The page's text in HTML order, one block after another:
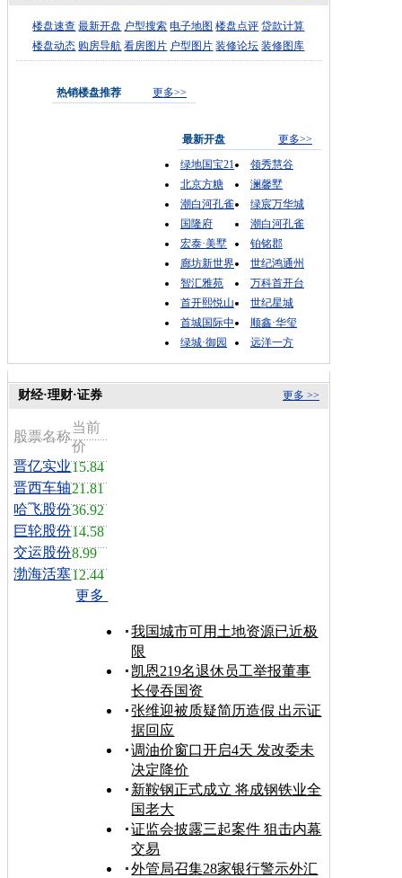
楼盘速查 最新开盘 户型搜索 电子地图 楼盘点评 贷款计算
楼盘动态 购房导航 看房图片 户型图片 装修论坛 装修图库
热销楼盘推荐 更多>>
最新开盘
更多>>
绿地国宝21
领秀慧谷
北京方糖
澜馨墅
潮白河孔雀
绿宸万华城
国隆府
潮白河孔雀
宏泰·美墅
铂铭郡
廊坊新世界
世纪鸿通州
智汇雅苑
万科首开台
首开熙悦山
世纪星城
首城国际中
顺鑫·华玺
绿城·御园
远洋一方
更多 >>
财经·理财·证券
股票名称
当前
价
晋亿实业15.84
晋西车轴21.81
哈飞股份36.92
巨轮股份14.58
交运股份8.99
渤海活塞12.44
更多
我国城市可用土地资源已近极
限
凯恩219名退休员工举报董事
长侵吞国资
张维迎被质疑简历造假 出示证
据回应
调油价窗口开启4天 发改委未
决定降价
新鞍钢正式成立 将成钢铁业全
国老大
证监会披露三起案件 狙击内幕
交易
外管局召集28家银行警示外汇